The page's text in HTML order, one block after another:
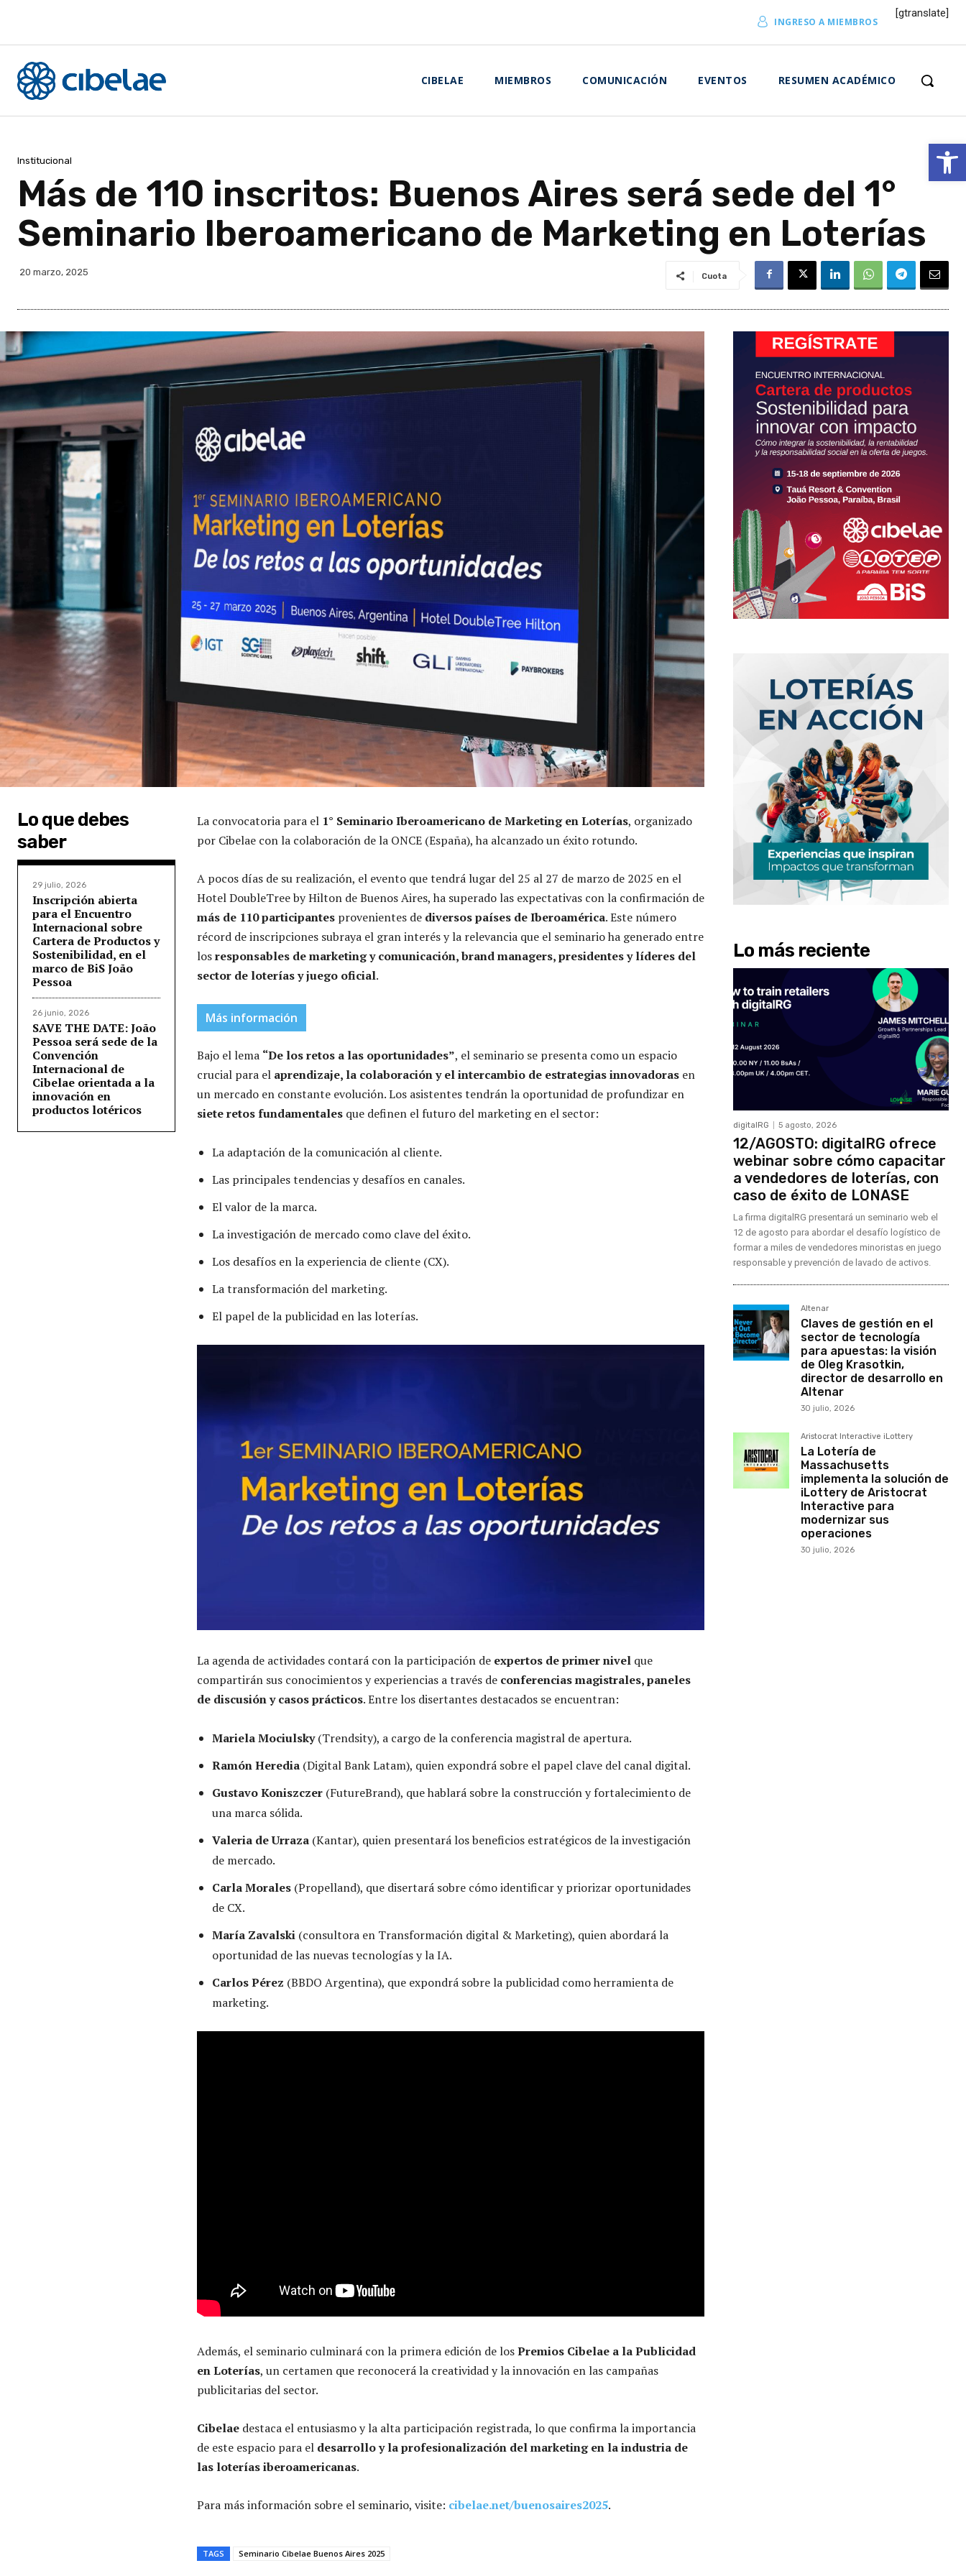
Abrir
INGRESO A MIEMBROS
[gtranslate]
CIBELAE MIEMBROS COMUNICACIÓN EVENTOS RESUMEN ACADÉMICO
Institucional
Más de 110 inscritos: Buenos Aires será sede del 1°
Seminario Iberoamericano de Marketing en Loterías
20 marzo, 2025 Cuota
Lo que debes
saber
29 julio, 2026
Inscripción abierta
para el Encuentro
Internacional sobre
Cartera de Productos y
Sostenibilidad, en el
marco de BiS João
Pessoa
26 junio, 2026
SAVE THE DATE: João
Pessoa será sede de la
Convención
Internacional de
Cibelae orientada a la
innovación en
productos lotéricos
La convocatoria para el 1° Seminario Iberoamericano de Marketing en Loterías, organizado
por Cibelae con la colaboración de la ONCE (España), ha alcanzado un éxito rotundo.
A pocos días de su realización, el evento que tendrá lugar del 25 al 27 de marzo de 2025 en el
Hotel DoubleTree by Hilton de Buenos Aires, ha superado las expectativas con la confirmación de
más de 110 participantes provenientes de diversos países de Iberoamérica. Este número
récord de inscripciones subraya el gran interés y la relevancia que el seminario ha generado entre
losresponsables de marketing y comunicación, brand managers, presidentes y líderes del
sector de loterías y juego oficial.
Más información
Bajo el lema “De los retos a las oportunidades”, el seminario se presenta como un espacio
crucial para el aprendizaje, la colaboración y el intercambio de estrategias innovadoras en
un mercado en constante evolución. Los asistentes tendrán la oportunidad de profundizar en
siete retos fundamentales que definen el futuro del marketing en el sector:
La adaptación de la comunicación al cliente.
Las principales tendencias y desafíos en canales.
El valor de la marca.
La investigación de mercado como clave del éxito.
Los desafíos en la experiencia de cliente (CX).
La transformación del marketing.
El papel de la publicidad en las loterías.
La agenda de actividades contará con la participación de expertos de primer nivel que
compartirán sus conocimientos y experiencias a través de conferencias magistrales, paneles
de discusión y casos prácticos. Entre los disertantes destacados se encuentran:
Mariela Mociulsky(Trendsity), a cargo de la conferencia magistral de apertura.
Ramón Heredia (Digital Bank Latam), quien expondrá sobre el papel clave del canal digital.
Gustavo Koniszczer (FutureBrand), que hablará sobre la construcción y fortalecimiento de
una marca sólida.
Valeria de Urraza (Kantar), quien presentará los beneficios estratégicos de la investigación
de mercado.
Carla Morales (Propelland), que disertará sobre cómo identificar y priorizar oportunidades
de CX.
María Zavalski (consultora en Transformación digital & Marketing), quien abordará la
oportunidad de las nuevas tecnologías y la IA.
Carlos Pérez (BBDO Argentina), que expondrá sobre la publicidad como herramienta de
marketing.
Además, el seminario culminará con la primera edición de losPremios Cibelae a la Publicidad
en Loterías, un certamen que reconocerá la creatividad y la innovación en las campañas
publicitarias del sector.
Cibelae destaca el entusiasmo y la alta participación registrada, lo que confirma la importancia
de este espacio para el desarrollo y la profesionalización del marketing en la industria de
las loterías iberoamericanas.
Para más información sobre el seminario, visite: cibelae.net/buenosaires2025.
TAGS Seminario Cibelae Buenos Aires 2025
Lo más reciente
digitalRG 5 agosto, 2026
12/AGOSTO: digitalRG ofrece
webinar sobre cómo capacitar
a vendedores de loterías, con
caso de éxito de LONASE
La firma digitalRG presentará un seminario web el
12 de agosto para abordar el desafío logístico de
formar a miles de vendedores minoristas en juego
responsable y prevención de lavado de activos.
Altenar
Claves de gestión en el
sector de tecnología
para apuestas: la visión
de Oleg Krasotkin,
director de desarrollo en
Altenar
30 julio, 2026
Aristocrat Interactive iLottery
La Lotería de
Massachusetts
implementa la solución de
iLottery de Aristocrat
Interactive para
modernizar sus
operaciones
30 julio, 2026